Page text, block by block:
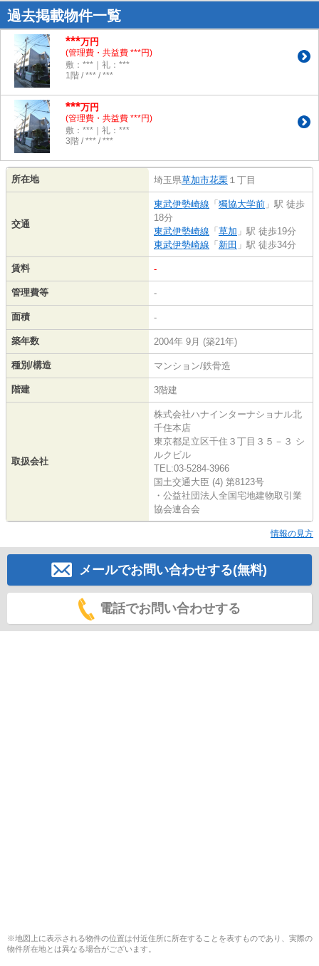
過去掲載物件一覧
***万円
(管理費・共益費 ***円)
敷：***｜礼：***
1階 / *** / ***
***万円
(管理費・共益費 ***円)
敷：***｜礼：***
3階 / *** / ***
所在地 埼玉県草加市花栗 １丁目
交通
東武伊勢崎線 「獨協大学前 」駅 徒歩
18分
東武伊勢崎線 「草加 」駅 徒歩19分
東武伊勢崎線 「新田 」駅 徒歩34分
賃料 -
管理費等 -
面積 -
築年数 2004年 9月 (築21年)
種別/構造 マンション/鉄骨造
階建 3階建
取扱会社
株式会社ハナインターナショナル北
千住本店
東京都足立区千住３丁目３５－３ シ
ルクビル
TEL:03-5284-3966
国土交通大臣 (4) 第8123号
・公益社団法人全国宅地建物取引業
協会連合会
情報の見方
メールでお問い合わせする(無料)
電話でお問い合わせする
※地図上に表示される物件の位置は付近住所に所在することを表すものであり、実際の
物件所在地とは異なる場合がございます。